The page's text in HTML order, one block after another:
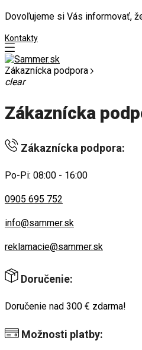
Dovoľujeme si Vás informovať,
Kontakty
Zákaznícka podpora
clear
Zákaznícka
Zákaznícka podpora:
Po-Pi: 08:00 - 16:00
0905 695 752
info@sammer.sk
reklamacie@sammer.sk
Doručenie:
Doručenie nad 300 € zdarma!
Možnosti platby: